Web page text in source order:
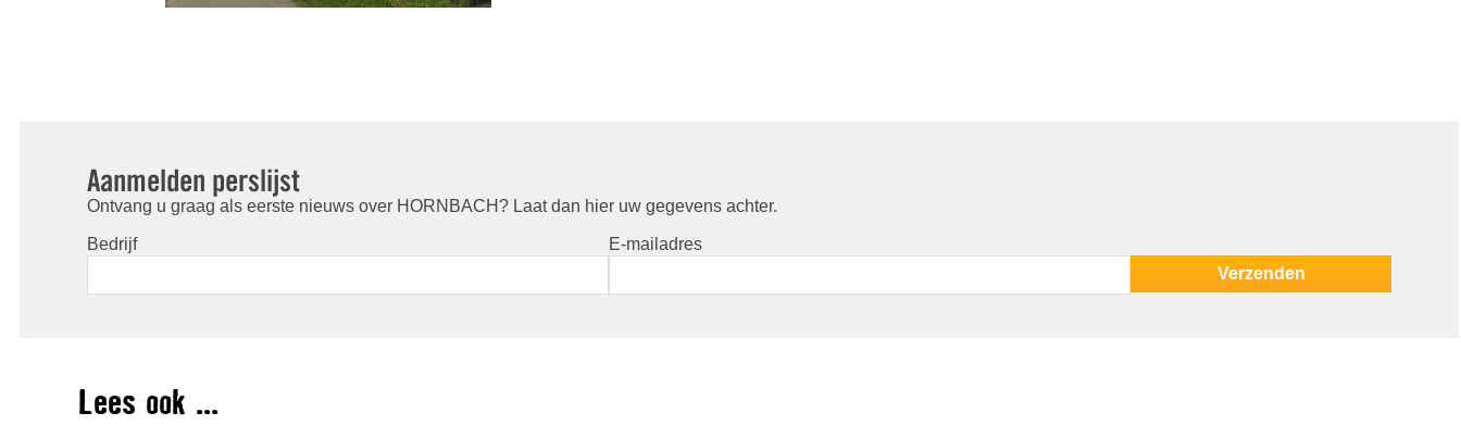
Aanmelden perslijst
Ontvang u graag als eerste nieuws over HORNBACH? Laat dan hier uw gegevens achter.
Bedrijf E-mailadres
Lees ook ...